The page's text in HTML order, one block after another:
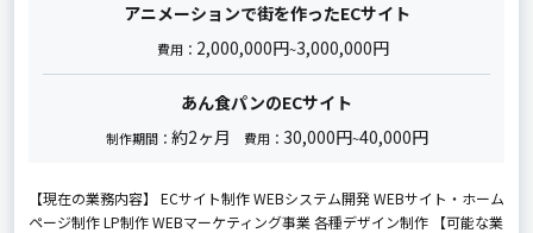
アニメーションで街を作ったECサイト
費用： 2,000,000円~3,000,000円
あん食パンのECサイト
制作期間： 約2ヶ月 費用： 30,000円~40,000円
【現在の業務内容】 ECサイト制作 WEBシステム開発 WEBサイト・ホーム
ページ制作 LP制作 WEBマーケティング事業 各種デザイン制作 【可能な業